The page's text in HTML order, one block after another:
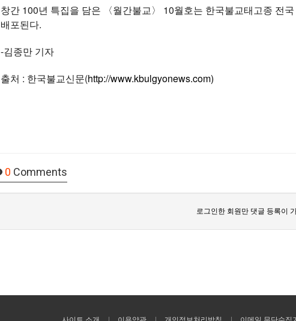
창간 100년 특집을 담은 〈월간불교〉 10월호는 한국불교태고종 전
배포된다.
-김종만 기자
출처 : 한국불교신문(http://www.kbulgyonews.com)
0 Comments
로그인한 회원만 댓글 등록이